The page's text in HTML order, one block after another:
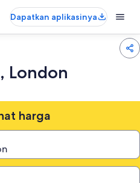
Dapatkan aplikasinya
London
harga